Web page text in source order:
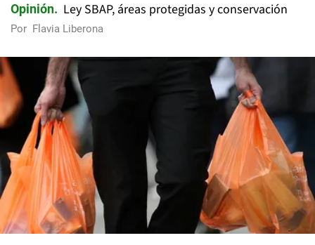
Opinión Ley SBAP, áreas protegidas y conservación
Por Flavia Liberona